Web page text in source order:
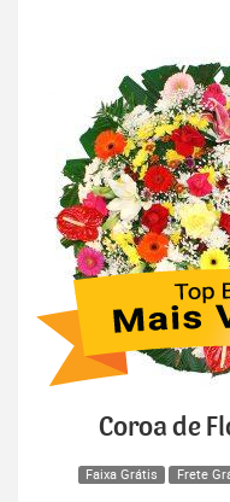
Coroa de
Faixa Grátis Frete